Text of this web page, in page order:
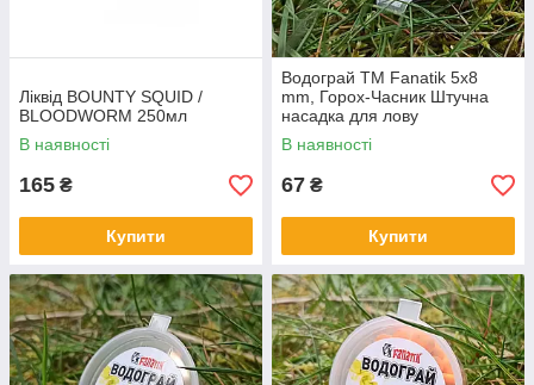
Ліквід BOUNTY SQUID /
BLOODWORM 250мл
В наявності
165 ₴
Купити
Водограй ТМ Fanatik 5х8
mm, Горох-Часник Штучна
насадка для лову
В наявності
67 ₴
Купити